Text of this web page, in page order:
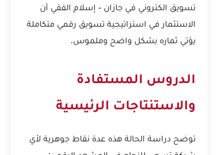
تسويق الكتروني في جازان - إسلام الفقي أن
الاستثمار في استراتيجية تسويق رقمي متكاملة
يؤتي ثماره بشكل واضح وملموس.
الدروس المستفادة
والاستنتاجات الرئيسية
توضح دراسة الحالة هذه عدة نقاط جوهرية لأي